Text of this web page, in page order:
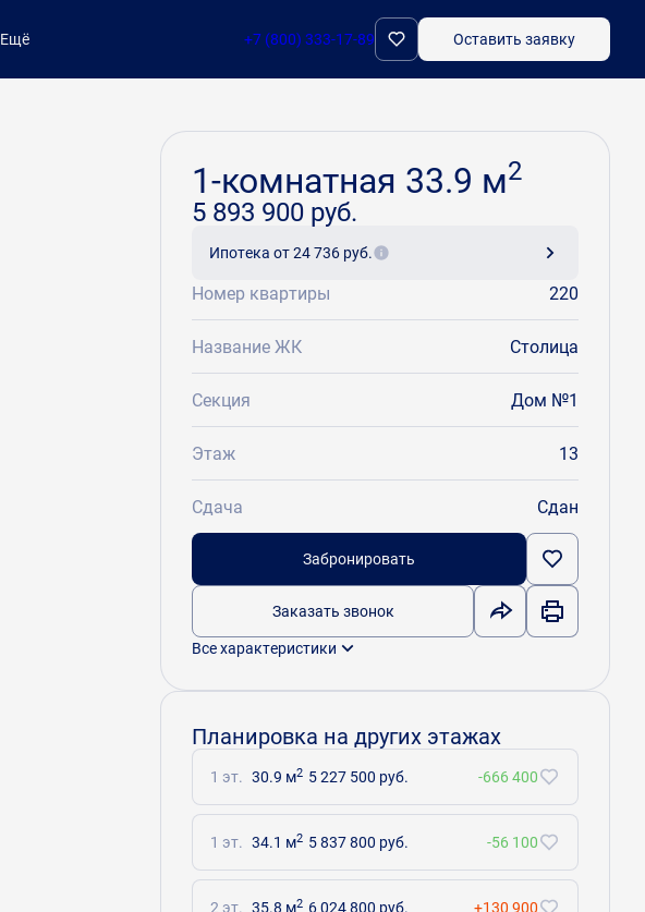
Ещё +7 (800) 333-17-89 Оставить заявку
Забронировать
1-комнатная 33.9 м2
5 893 900 руб.
Ипотека от 24 736 руб.
Номер квартиры 220
Название ЖК Столица
Секция Дом №1
Этаж 13
Сдача Сдан
Забронировать
Заказать звонок
Все характеристики
Планировка на других этажах
1 эт. 30.9 м2 5 227 500 руб. -666 400
1 эт. 34.1 м2 5 837 800 руб. -56 100
2 эт. 35.8 м2 6 024 800 руб. +130 900